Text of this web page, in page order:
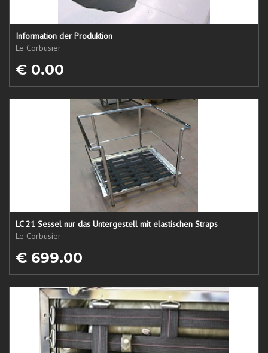
Information der Produktion
Le Corbusier
€ 0.00
LC 21 Sessel nur das Untergestell mit elastischen Straps
Le Corbusier
€ 699.00